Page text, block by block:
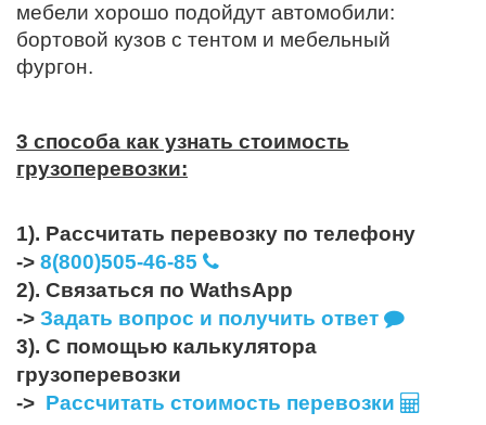
мебели хорошо подойдут автомобили:
бортовой кузов с тентом и мебельный
фургон.
3 способа как узнать стоимость
грузоперевозки:
1). Рассчитать перевозку по телефону
-> 8(800)505-46-85
2). Связаться по WathsApp
-> Задать вопрос и получить ответ
3). С помощью калькулятора
грузоперевозки
-> Рассчитать стоимость перевозки